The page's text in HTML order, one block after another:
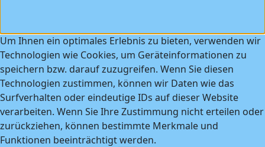
Um Ihnen ein optimales Erlebnis zu bieten, verwenden wir
Technologien wie Cookies, um Geräteinformationen zu
speichern bzw. darauf zuzugreifen. Wenn Sie diesen
Technologien zustimmen, können wir Daten wie das
Surfverhalten oder eindeutige IDs auf dieser Website
verarbeiten. Wenn Sie Ihre Zustimmung nicht erteilen oder
zurückziehen, können bestimmte Merkmale und
Funktionen beeinträchtigt werden.